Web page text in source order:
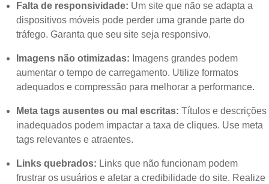
Falta de responsividade: Um site que não se adapta a
dispositivos móveis pode perder uma grande parte do
tráfego. Garanta que seu site seja responsivo.
Imagens não otimizadas: Imagens grandes podem
aumentar o tempo de carregamento. Utilize formatos
adequados e compressão para melhorar a performance.
Meta tags ausentes ou mal escritas: Títulos e descrições
inadequados podem impactar a taxa de cliques. Use meta
tags relevantes e atraentes.
Links quebrados: Links que não funcionam podem
frustrar os usuários e afetar a credibilidade do site. Realize